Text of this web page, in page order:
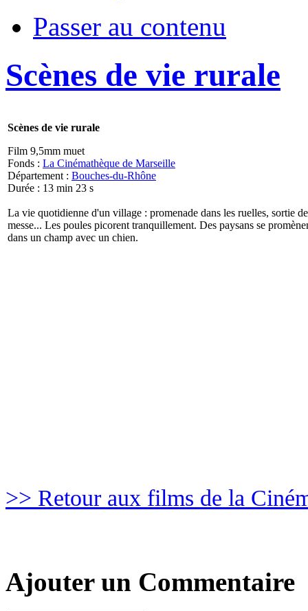
Passer au contenu
Scènes de vie rurale
Scènes de vie rurale
Film 9,5mm muet
Fonds : La Cinémathèque de Marseille
Département : Bouches-du-Rhône
Durée : 13 min 23 s
La vie quotidienne d'un village : promenade dans les ruelles, sortie
messe... Les poules picorent tranquillement. Des paysans se
dans un champ avec un chien.
>> Retour aux films de la
Ajouter un Commentaire